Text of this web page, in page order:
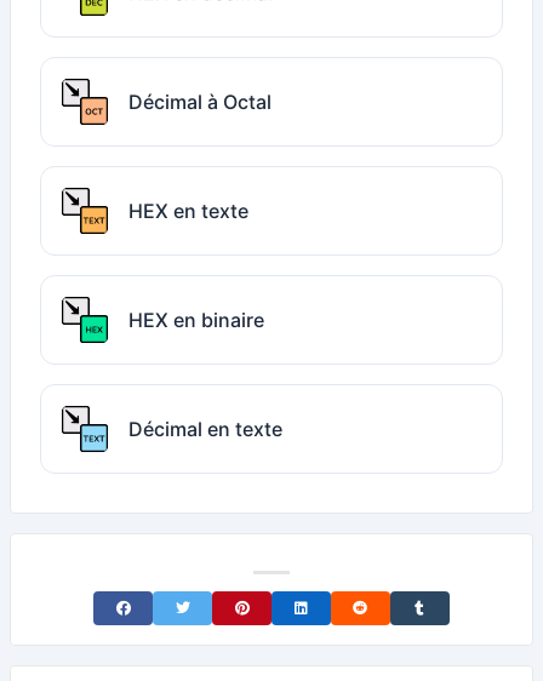
Décimal à Octal
HEX en texte
HEX en binaire
Décimal en texte
Share on Facebook
Share on TwitterShare on Pinterest
Share on LinkedIn
Share on RedditShare on Tumblr